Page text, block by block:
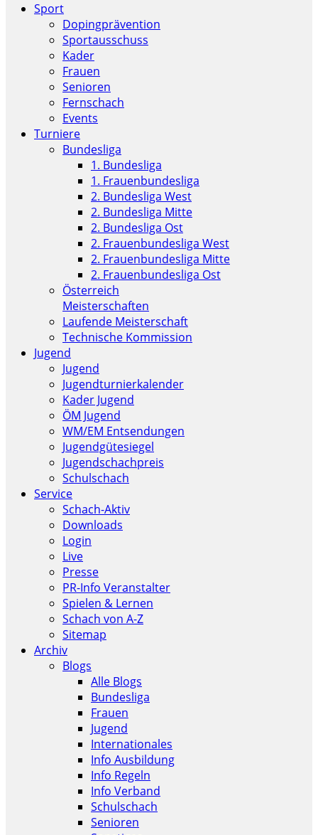
Sport
Dopingprävention
Sportausschuss
Kader
Frauen
Senioren
Fernschach
Events
Turniere
Bundesliga
1. Bundesliga
1. Frauenbundesliga
2. Bundesliga West
2. Bundesliga Mitte
2. Bundesliga Ost
2. Frauenbundesliga West
2. Frauenbundesliga Mitte
2. Frauenbundesliga Ost
Österreich
Meisterschaften
Laufende Meisterschaft
Technische Kommission
Jugend
Jugend
Jugendturnierkalender
Kader Jugend
ÖM Jugend
WM/EM Entsendungen
Jugendgütesiegel
Jugendschachpreis
Schulschach
Service
Schach-Aktiv
Downloads
Login
Live
Presse
PR-Info Veranstalter
Spielen & Lernen
Schach von A-Z
Sitemap
Archiv
Blogs
Alle Blogs
Bundesliga
Frauen
Jugend
Internationales
Info Ausbildung
Info Regeln
Info Verband
Schulschach
Senioren